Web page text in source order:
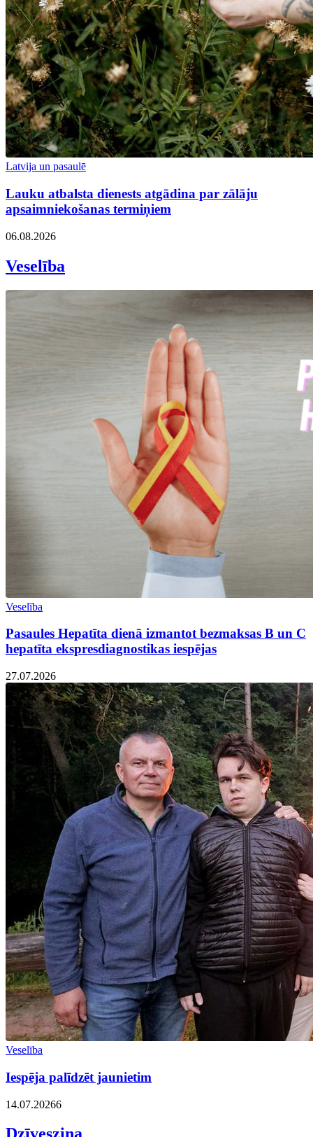
Latvija un pasaulē
Lauku atbalsta dienests atgādina par zālāju
apsaimniekošanas termiņiem
06.08.2026
Veselība
Veselība
Pasaules Hepatīta dienā izmantot bezmaksas B un C
hepatīta ekspresdiagnostikas iespējas
27.07.2026
Veselība
Iespēja palīdzēt jaunietim
14.07.20266